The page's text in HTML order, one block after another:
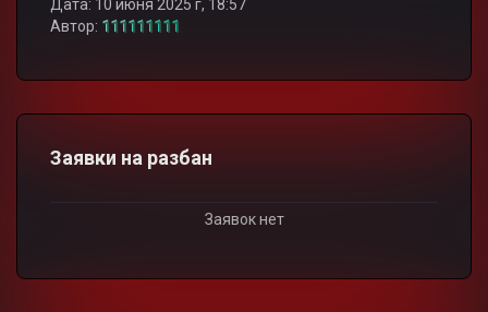
Дата: 10 июня 2025 г, 18:57
Автор: 111111111
Заявки на разбан
Заявок нет